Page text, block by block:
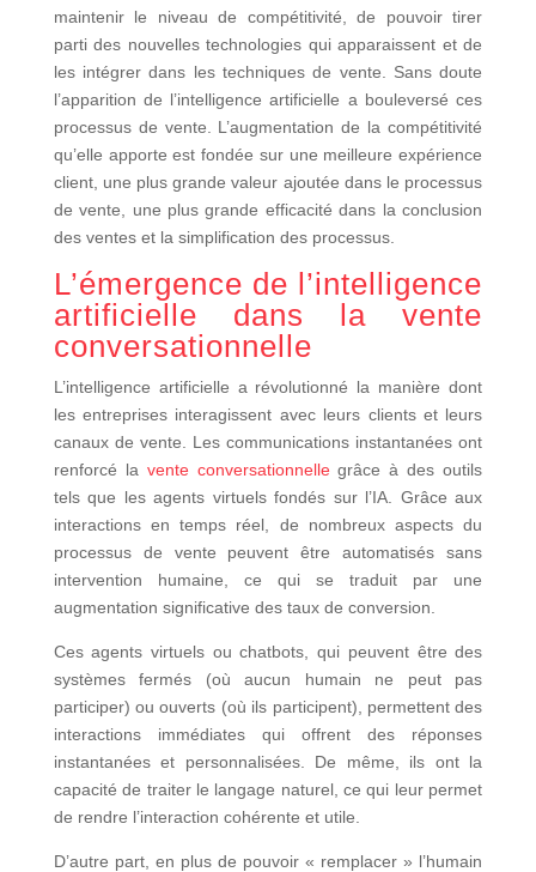
maintenir le niveau de compétitivité, de pouvoir tirer
parti des nouvelles technologies qui apparaissent et de
les intégrer dans les techniques de vente. Sans doute
l’apparition de l’intelligence artificielle a bouleversé ces
processus de vente. L’augmentation de la compétitivité
qu’elle apporte est fondée sur une meilleure expérience
client, une plus grande valeur ajoutée dans le processus
de vente, une plus grande efficacité dans la conclusion
des ventes et la simplification des processus.
L’émergence de l’intelligence
artificielle dans la vente
conversationnelle
L’intelligence artificielle a révolutionné la manière dont
les entreprises interagissent avec leurs clients et leurs
canaux de vente. Les communications instantanées ont
renforcé la vente conversationnellegrâce à des outils
tels que les agents virtuels fondés sur l’IA. Grâce aux
interactions en temps réel, de nombreux aspects du
processus de vente peuvent être automatisés sans
intervention humaine, ce qui se traduit par une
augmentation significative des taux de conversion.
Ces agents virtuels ou chatbots, qui peuvent être des
systèmes fermés (où aucun humain ne peut pas
participer) ou ouverts (où ils participent), permettent des
interactions immédiates qui offrent des réponses
instantanées et personnalisées. De même, ils ont la
capacité de traiter le langage naturel, ce qui leur permet
de rendre l’interaction cohérente et utile.
D’autre part, en plus de pouvoir « remplacer » l’humain